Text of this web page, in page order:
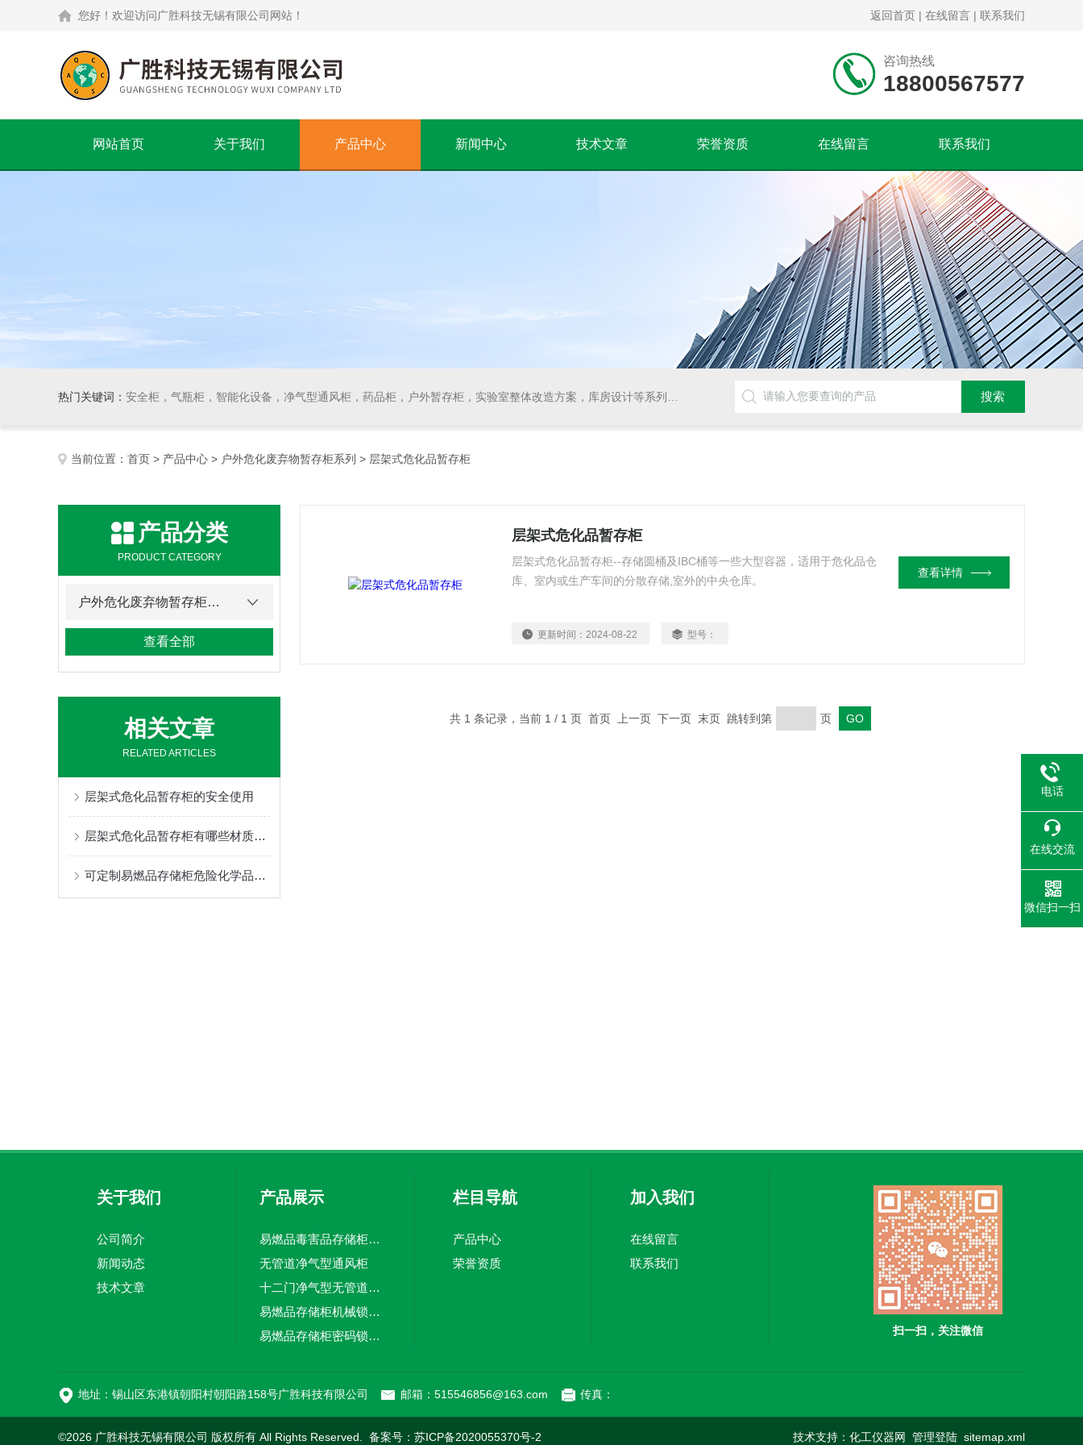
您好！欢迎访问广胜科技无锡有限公司网站！ 返回首页 | 在线留言 | 联系我们
咨询热线
18800567577
网站首页 关于我们 产品中心 新闻中心 技术文章 荣誉资质 在线留言 联系我们
热门关键词： 安全柜，气瓶柜，智能化设备，净气型通风柜，药品柜，户外暂存柜，实验室整体改造方案，库房设计等系列产品
当前位置： 首页 > 产品中心 > 户外危化废弃物暂存柜系列 > 层架式危化品暂存柜
产品分类
PRODUCT CATEGORY
户外危化废弃物暂存柜系列
查看全部
相关文章
RELATED ARTICLES
层架式危化品暂存柜的安全使用
层架式危化品暂存柜有哪些材质可选
可定制易燃品存储柜危险化学品的安全“定制管家”
层架式危化品暂存柜
层架式危化品暂存柜--存储圆桶及IBC桶等一些大型容器，适用于危化品仓
库、室内或生产车间的分散存储,室外的中央仓库。
更新时间：2024-08-22 型号：
查看详情
共 1 条记录，当前 1 / 1 页 首页 上一页 下一页 末页 跳转到第 页
关于我们
公司简介
新闻动态
技术文章
产品展示
易燃品毒害品存储柜防火防爆化学品安全柜
无管道净气型通风柜
十二门净气型无管道药品柜化学品存储柜
易燃品存储柜机械锁（全钢系列）
易燃品存储柜密码锁（全钢系列）
栏目导航
产品中心
荣誉资质
加入我们
在线留言
联系我们
扫一扫，关注微信
地址：锡山区东港镇朝阳村朝阳路158号广胜科技有限公司 邮箱：515546856@163.com 传真：
©2026 广胜科技无锡有限公司 版权所有 All Rights Reserved. 备案号： 苏ICP备2020055370号-2 技术支持： 化工仪器网 管理登陆 sitemap.xml
电话
在线交流
微信扫一扫